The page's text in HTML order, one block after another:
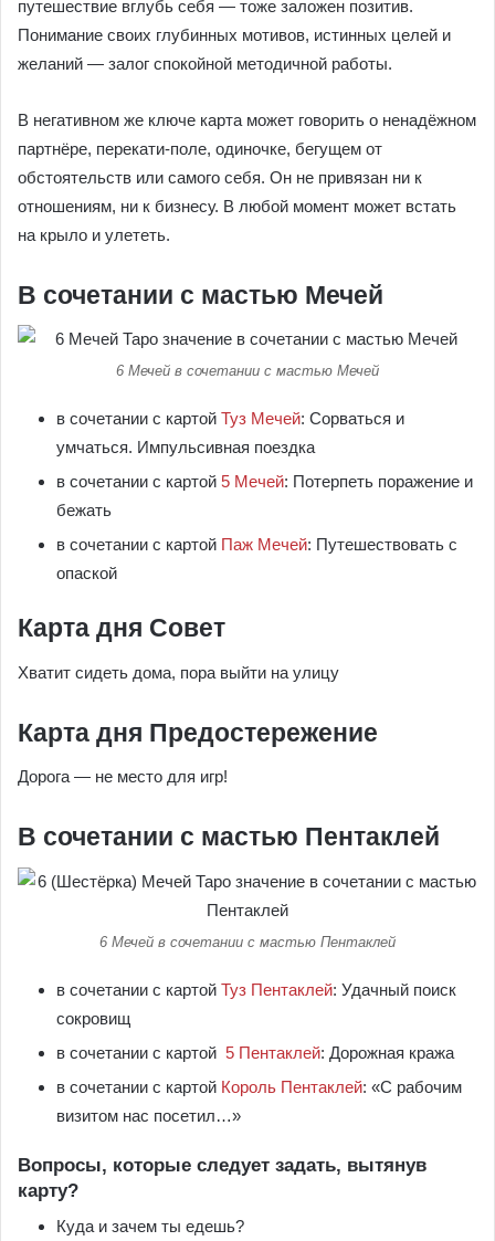
путешествие вглубь себя — тоже заложен позитив.
Понимание своих глубинных мотивов, истинных целей и
желаний — залог спокойной методичной работы.
В негативном же ключе карта может говорить о ненадёжном
партнёре, перекати-поле, одиночке, бегущем от
обстоятельств или самого себя. Он не привязан ни к
отношениям, ни к бизнесу. В любой момент может встать
на крыло и улететь.
В сочетании с мастью Мечей
6 Мечей в сочетании с мастью Мечей
в сочетании с картой Туз Мечей: Сорваться и
умчаться. Импульсивная поездка
в сочетании с картой 5 Мечей: Потерпеть поражение и
бежать
в сочетании с картой Паж Мечей: Путешествовать с
опаской
Карта дня Совет
Хватит сидеть дома, пора выйти на улицу
Карта дня Предостережение
Дорога — не место для игр!
В сочетании с мастью Пентаклей
6 Мечей в сочетании с мастью Пентаклей
в сочетании с картой Туз Пентаклей: Удачный поиск
сокровищ
в сочетании с картой 5 Пентаклей: Дорожная кража
в сочетании с картой Король Пентаклей: «С рабочим
визитом нас посетил…»
Вопросы, которые следует задать, вытянув
карту?
Куда и зачем ты едешь?